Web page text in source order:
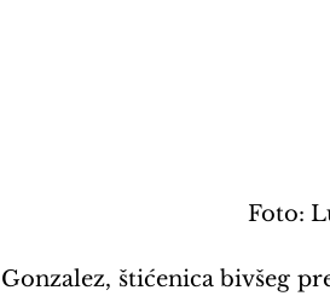
Foto:
Gonzalez, štićenica bivšeg